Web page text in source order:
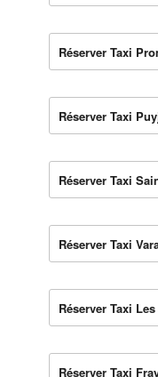
Réserver Taxi
Réserver Taxi
Réserver Taxi
Réserver Taxi
Réserver Taxi
Réserver Taxi